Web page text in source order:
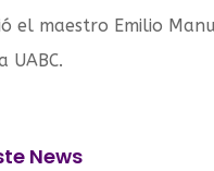
el maestro Emilio
UABC.
News